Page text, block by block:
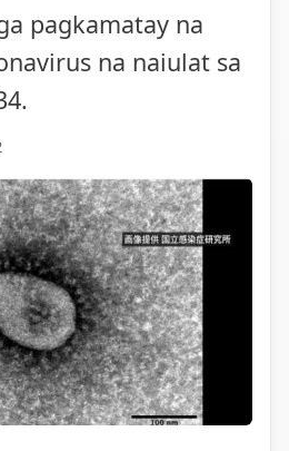
pagkamatay na
na naiulat sa